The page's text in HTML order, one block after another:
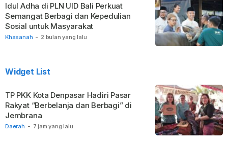
Khasanah - 2 bulan yang lalu
Idul Adha di PLN UID Bali Perkuat
Semangat Berbagi dan Kepedulian
Sosial untuk Masyarakat
Widget List
Daerah - 7 jam yang lalu
TP PKK Kota Denpasar Hadiri Pasar
Rakyat “Berbelanja dan Berbagi” di
Jembrana